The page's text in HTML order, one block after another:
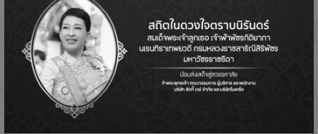
DODOLOVE รับรางวัลในงาน TikTok Shop
Awards 2026